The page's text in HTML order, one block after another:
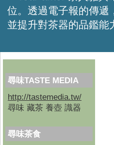
位。透過電子報的傳遞
並提升對茶器的品鑑
尋味TASTE MEDIA
http://tastemedia.tw/
尋味 藏茶 養壺 識器
尋味茶食